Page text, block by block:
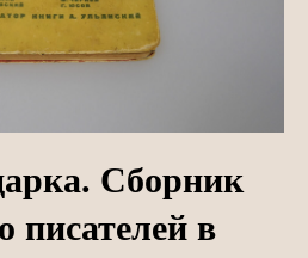
Сборник
писателей в